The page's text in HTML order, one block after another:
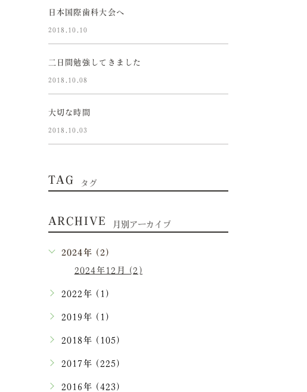
日本国際歯科大会へ
2018.10.10
二日間勉強してきました
2018.10.08
大切な時間
2018.10.03
TAG タグ
ARCHIVE 月別アーカイブ
2024年 (2)
2024年12月 (2)
2022年 (1)
2019年 (1)
2018年 (105)
2017年 (225)
2016年 (423)